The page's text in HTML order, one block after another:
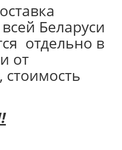
Беларуси
отдельно в
от
стоимость